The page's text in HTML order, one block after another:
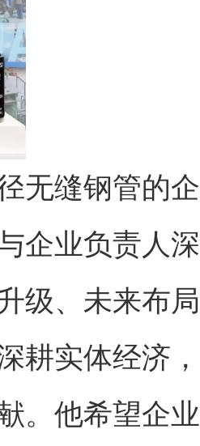
无缝钢管的企
企业负责人深
级、未来布局
耕实体经济，
。他希望企业